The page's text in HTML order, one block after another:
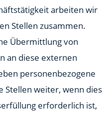
arbeiten wir
Stellen zusammen.
Übermittlung von
an diese externen
personenbezogene
Stellen weiter, wenn dies
erforderlich ist,